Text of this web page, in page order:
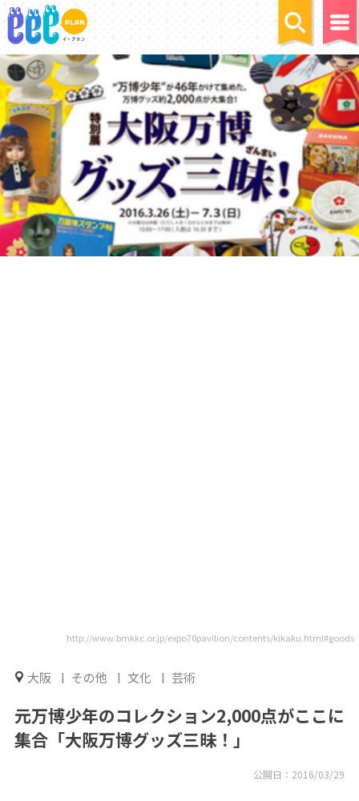
http://www.bmkkc.or.jp/expo70pavilion/contents/kikaku.html#goods
大阪 その他 文化 芸術
元万博少年のコレクション2,000点がここに
集合「大阪万博グッズ三昧！」
公開日： 2016/03/29